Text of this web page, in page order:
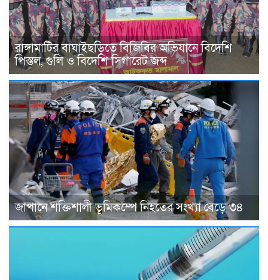
রাঙ্গামাটির বাঘাইছড়িতে বিজিবির অভিযানে বিদেশি
পিস্তল, গুলি ও বিদেশি সিগারেট জব্দ
জাপানে শক্তিশালী ভূমিকম্পে নিহতের সংখ্যা বেড়ে ৩৪